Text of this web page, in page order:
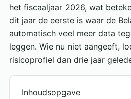
het fiscaaljaar 2026, wat
dit jaar de eerste is waar de
automatisch veel meer data
leggen. Wie nu niet aangeeft,
risicoprofiel dan drie jaar
Inhoudsopgave